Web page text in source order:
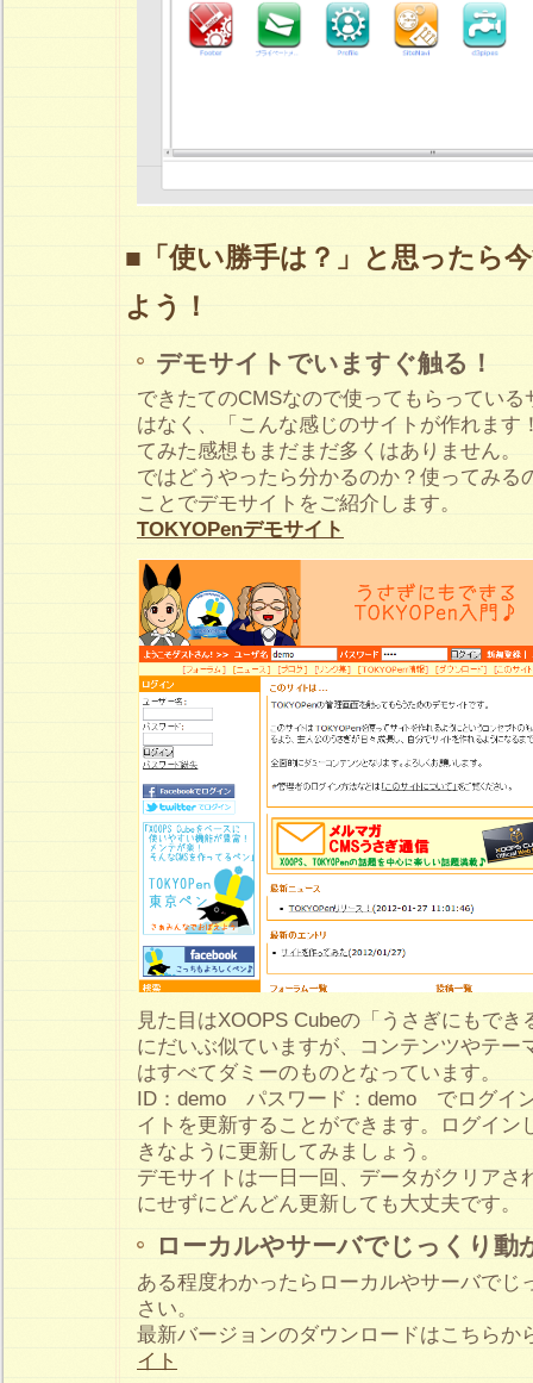
■「使い勝手は？」と思ったら
よう！
デモサイトでいますぐ触る！
できたてのCMSなので使ってもらってい
はなく、「こんな感じのサイトが作れます
てみた感想もまだまだ多くはありません。
ではどうやったら分かるのか？使ってみる
ことでデモサイトをご紹介します。
TOKYOPenデモサイト
見た目はXOOPS Cubeの「うさぎにもでき
にだいぶ似ていますが、コンテンツやテー
はすべてダミーのものとなっています。
ID：demo パスワード：demo でログイ
イトを更新することができます。ログイン
きなように更新してみましょう。
デモサイトは一日一回、データがクリアさ
にせずにどんどん更新しても大丈夫です。
ローカルやサーバでじっくり動
ある程度わかったらローカルやサーバでじ
さい。
最新バージョンのダウンロードはこちら
イト